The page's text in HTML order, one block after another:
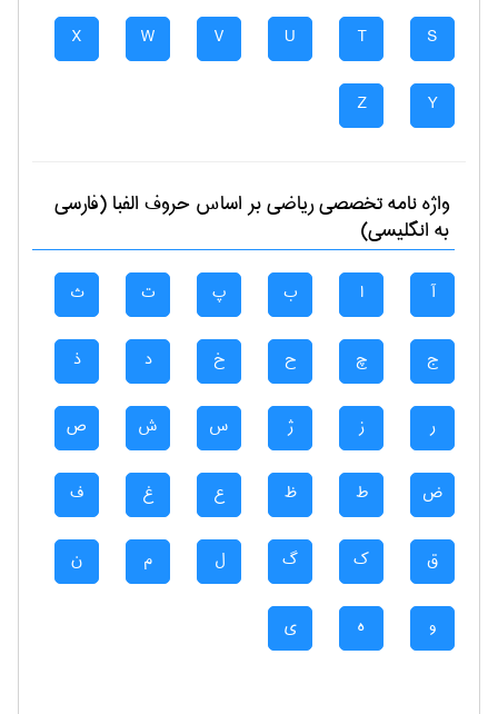
S
T
U
V
W
X
Y
Z
واژه نامه تخصصیرياضیبر اساس حروف الفبا (فارسی
به انگلیسی)
آ ا ب پ ت ث
ج چ ح خ د ذ
ر ز ژ س ش ص
ض ط ظ ع غ ف
ق ک گ ل م ن
و ه ی